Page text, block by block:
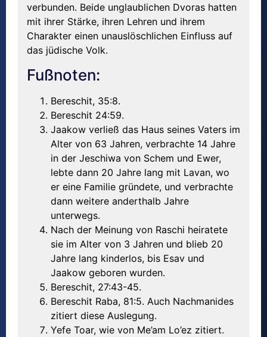
verbunden. Beide unglaublichen Dvoras hatten
mit ihrer Stärke, ihren Lehren und ihrem
Charakter einen unauslöschlichen Einfluss auf
das jüdische Volk.
Fußnoten:
Bereschit, 35:8.
Bereschit 24:59.
Jaakow verließ das Haus seines Vaters im
Alter von 63 Jahren, verbrachte 14 Jahre
in der Jeschiwa von Schem und Ewer,
lebte dann 20 Jahre lang mit Lavan, wo
er eine Familie gründete, und verbrachte
dann weitere anderthalb Jahre
unterwegs.
Nach der Meinung von Raschi heiratete
sie im Alter von 3 Jahren und blieb 20
Jahre lang kinderlos, bis Esav und
Jaakow geboren wurden.
Bereschit, 27:43-45.
Bereschit Raba, 81:5. Auch Nachmanides
zitiert diese Auslegung.
Yefe Toar, wie von Me’am Lo’ez zitiert.